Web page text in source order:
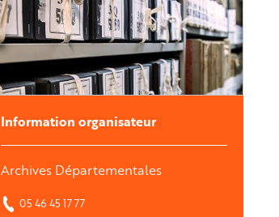
Information organisateur
Archives Départementales
05 46 45 17 77